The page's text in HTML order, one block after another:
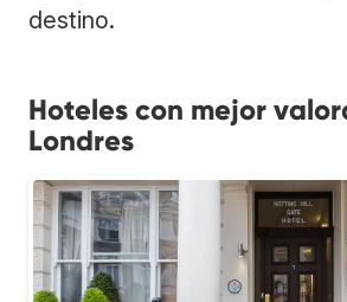
destino.
Hoteles con mejor
Londres